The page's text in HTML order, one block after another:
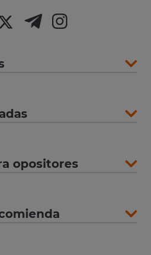
opositores